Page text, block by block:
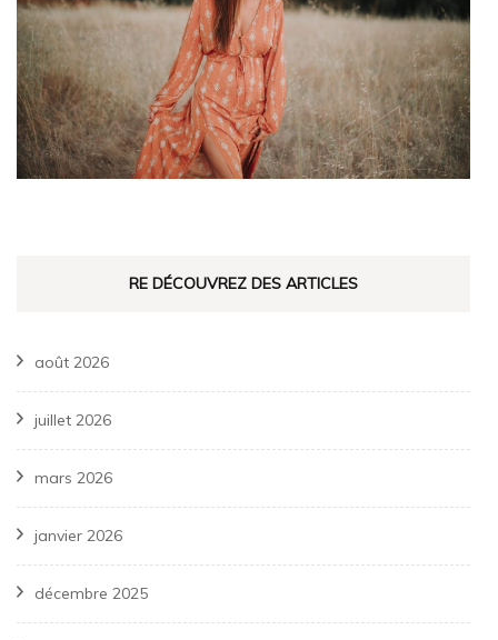
RE DÉCOUVREZ DES ARTICLES
août 2026
juillet 2026
mars 2026
janvier 2026
décembre 2025